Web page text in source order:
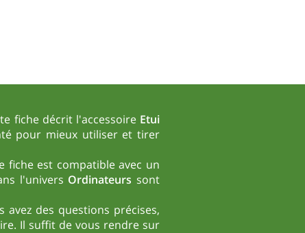
fiche décrit l'accessoire Etui
pour mieux utiliser et tirer
fiche est compatible avec un
l'univers Ordinateurs sont
des questions précises,
Il suffit de vous rendre sur